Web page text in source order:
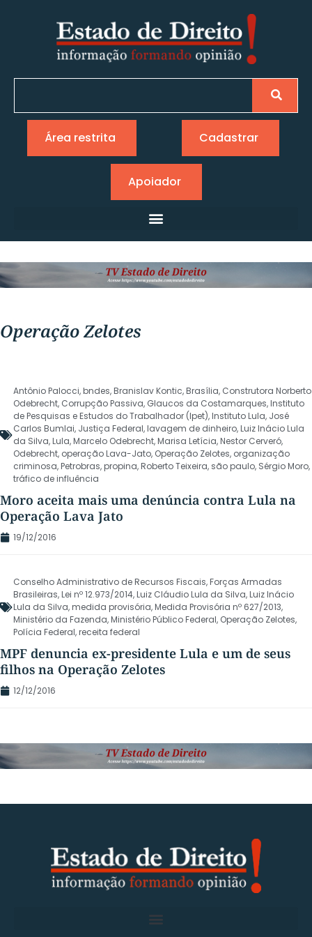
Área restrita Cadastrar
Apoiador
Operação Zelotes
Antônio Palocci,bndes,Branislav Kontic,Brasília, Construtora Norberto
Odebrecht, Corrupção Passiva, Glaucos da Costamarques,Instituto
de Pesquisas e Estudos do Trabalhador (Ipet),Instituto Lula, José
Carlos Bumlai, Justiça Federal,lavagem de dinheiro,Luiz Inácio Lula
da Silva,Lula,Marcelo Odebrecht,Marisa Letícia,Nestor Cerveró,
Odebrecht, operação Lava-Jato, Operação Zelotes, organização
criminosa,Petrobras,propina,Roberto Teixeira, são paulo, Sérgio Moro,
tráfico de influência
Moro aceita mais uma denúncia contra Lula na
Operação Lava Jato
19/12/2016
Conselho Administrativo de Recursos Fiscais,Forças Armadas
Brasileiras,Lei nº 12.973/2014,Luiz Cláudio Lula da Silva,Luiz Inácio
Lula da Silva,medida provisória,Medida Provisória nº 627/2013,
Ministério da Fazenda,Ministério Público Federal, Operação Zelotes,
Polícia Federal,receita federal
MPF denuncia ex-presidente Lula e um de seus
filhos na Operação Zelotes
12/12/2016